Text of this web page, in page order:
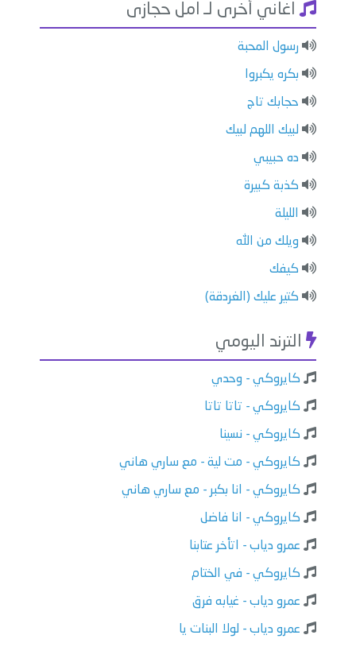
اغاني أخرى لـ امل حجازى
رسول المحبة
بكره يكبروا
حجابك تاج
لبيك اللهم لبيك
ده حبيبي
كذبة كبيرة
الليلة
ويلك من الله
كيفك
كتير عليك (الغردقة)
الترند اليومي
كايروكي - وحدي
كايروكي - تاتا تاتا
كايروكي - نسينا
كايروكي - مت لية - مع ساري هاني
كايروكي - انا بكبر - مع ساري هاني
كايروكي - انا فاضل
عمرو دياب - اتأخر عتابنا
كايروكي - في الختام
عمرو دياب - غيابه فرق
عمرو دياب - لولا البنات يا